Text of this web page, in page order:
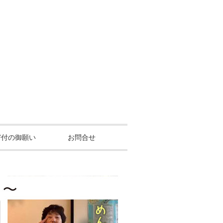
の御願い お問合せ